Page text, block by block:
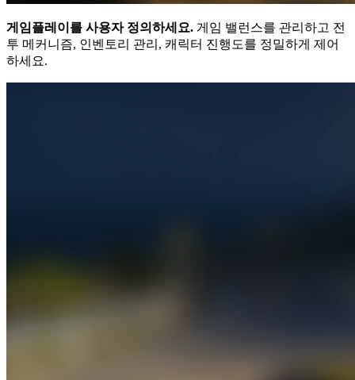
게임플레이를 사용자 정의하세요. 게임 밸런스를 관리하고 전
투 메커니즘, 인벤토리 관리, 캐릭터 진행도를 정밀하게 제어
하세요.